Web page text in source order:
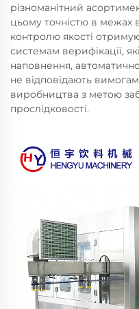
різноманітний
цьому точністю в межах
контролю якості
системам верифікації,
наповнення,
не відповідають
виробництва з метою
прослідковості.